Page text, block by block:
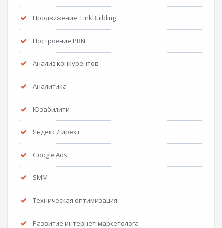
Продвижение, LinkBuilding
Построение PBN
Анализ конкурентов
Аналитика
Юзабилити
Яндекс.Директ
Google Ads
SMM
Техническая оптимизация
Развитие интернет-маркетолога